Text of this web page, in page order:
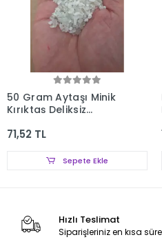
50 Gram Aytaşı Minik
Kırıktaş Deliksiz
71,52 TL
Sepete Ekle
Hızlı Teslimat
Siparişleriniz en kısa